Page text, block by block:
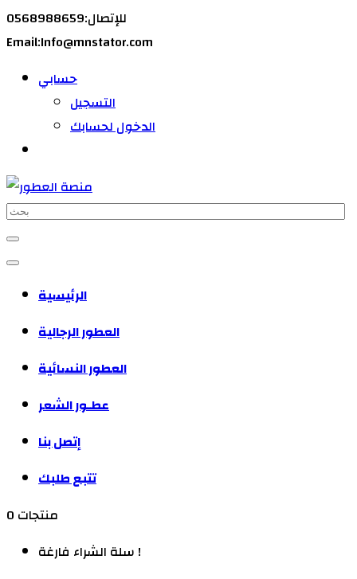
للإتصال:0568988659
Email:Info@mnstator.com
حسابي
التسجيل
الدخول لحسابك
الرئيسية
العطور الرجالية
العطور النسائية
عطـور الشعر
إتصل بنا
تتبع طلبك
0 منتجات
سلة الشراء فارغة !